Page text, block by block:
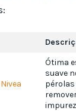
Ótima
suave
pérolas